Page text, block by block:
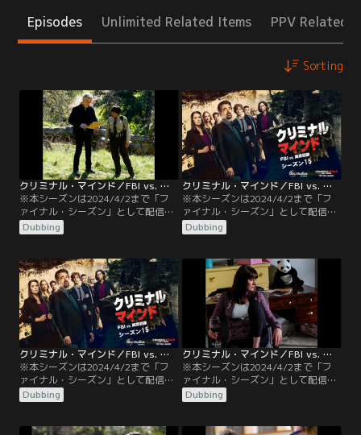
Episodes Unlimited Related Items PPV Related
Sorting
クリミナル・マインド／FBI vs. 異常犯罪 シーズン15 第01話／吹替
※本シーズンは2024/4/2まで「フ
ァイナル・シーズン」として配信し
ていました。／吹替／第1話 皮を剥
ぐ男／ワシントンDC近郊のメリーラ
剥がされた男性の身元不明遺体が見
つかる。ロッシは半年前から追って
いる連続殺人犯エヴァレット・リン
チの犯行だと主張するが、ほかの
BAUのメンバーたちは被害者像も手
口も…
Dubbing
クリミナル・マインド／FBI vs. 異常犯罪 シーズン15 第02話／吹替
※本シーズンは2024/4/2まで「フ
ァイナル・シーズン」として配信し
ていました。／吹替／第2話 目覚め
／JJを撃ったグレイスは父エヴァレ
るFBIに危機感を抱いたエヴァレット
は、逃走資金を用意していた隠れ家
を捨てて分かれて逃げようと言う。
しかし父を慕うグレイスはかたくな
に拒否。役に立つ共犯者であること
Dubbing
クリミナル・マインド／FBI vs. 異常犯罪 シーズン15 第03話／吹替
※本シーズンは2024/4/2まで「フ
ァイナル・シーズン」として配信し
ていました。／吹替／第3話 復讐の
アルバム／テネシー州メンフィス。
ンが娘とともに差出人不明の小包を
Dubbing
クリミナル・マインド／FBI vs. 異常犯罪 シーズン15 第04話／吹替
※本シーズンは2024/4/2まで「フ
ァイナル・シーズン」として配信し
ていました。／吹替／第4話 忙しい
土曜日／事件がなく、全員オフの土
に悩まされているリードは、カウン
Dubbing